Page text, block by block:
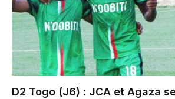
D2 Togo (J6) : JCA et Agaza